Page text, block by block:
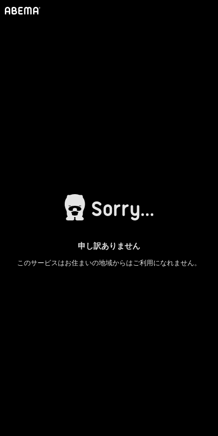
申し訳ありません
このサービスはお住まいの地域からはご利用になれません。